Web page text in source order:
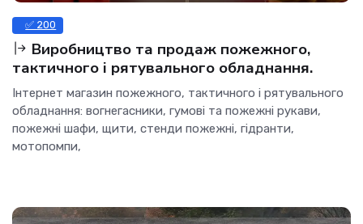
✅ 200
Виробництво та продаж пожежного,
тактичного і рятувального обладнання.
Інтернет магазин пожежного, тактичного і рятувального
обладнання: вогнегасники, гумові та пожежні рукави,
пожежні шафи, щити, стенди пожежні, гідранти,
мотопомпи,